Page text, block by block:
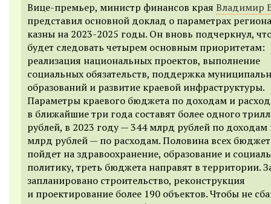
Вице-премьер, министр финансов края Владимир
представил основной доклад о параметрах
казны на 2023-2025 годы. Он вновь подчеркнул,
будет следовать четырем основным приоритетам:
реализация национальных проектов, выполнение
социальных обязательств, поддержка
образований и развитие краевой инфраструктуры.
Параметры краевого бюджета по доходам и
в ближайшие три года составят более одного
рублей, в 2023 году — 344 млрд рублей по доходам
млрд рублей — по расходам. Половина всех
пойдет на здравоохранение, образование и
политику, треть бюджета направят в территории.
запланировано строительство, реконструкция
и проектирование более 190 объектов. Чтобы не